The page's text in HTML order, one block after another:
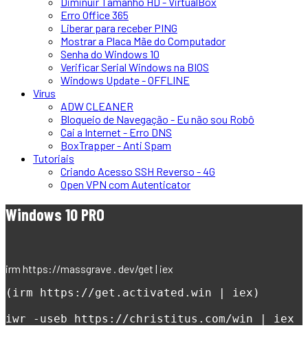
Erro Office 365
Liberar para receber PING
Mostrar a Placa Mãe do Computador
Senha do Windows 10
Verificar Serial Windows na BIOS
Windows Update - OFFLINE
Vírus
ADW CLEANER
Bloqueio de Navegação - Eu não sou Robô
Cai a Internet - Erro DNS
BoxTrapper - Anti Spam
Tutoriais
Criando Acesso SSH Reverso - 4G
Open VPN com Autenticator
Windows 10 PRO
irm https://massgrave . dev/get | iex
(irm https://get.activated.win | iex)
iwr -useb https://christitus.com/win | iex